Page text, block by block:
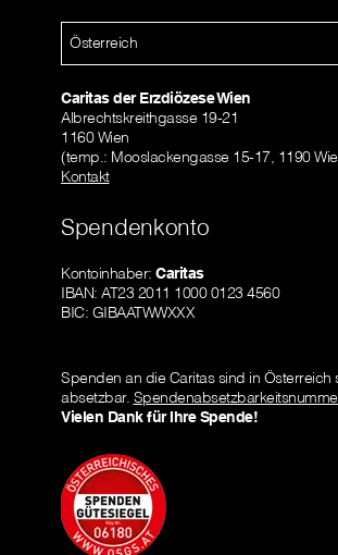
Österreich
Caritas der Erzdiözese Wien
Albrechtskreithgasse 19-21
1160 Wien
(temp.: Mooslackengasse 15-17, 1190
Kontakt
Spendenkonto
Kontoinhaber: Caritas
IBAN: AT23 2011 1000 0123 4560
BIC: GIBAATWWXXX
Spenden an die Caritas sind in Österreich
absetzbar.
Vielen Dank für Ihre Spende!